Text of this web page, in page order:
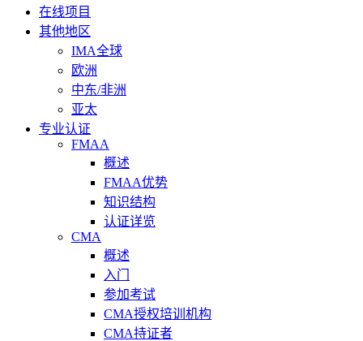
在线项目
其他地区
IMA全球
欧洲
中东/非洲
亚太
专业认证
FMAA
概述
FMAA优势
知识结构
认证详览
CMA
概述
入门
参加考试
CMA授权培训机构
CMA持证者